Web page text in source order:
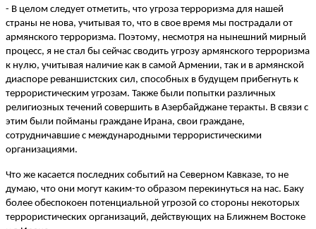
- В целом следует отметить, что угроза терроризма для нашей
страны не нова, учитывая то, что в свое время мы пострадали от
армянского терроризма. Поэтому, несмотря на нынешний мирный
процесс, я не стал бы сейчас сводить угрозу армянского терроризма
к нулю, учитывая наличие как в самой Армении, так и в армянской
диаспоре реваншистских сил, способных в будущем прибегнуть к
террористическим угрозам. Также были попытки различных
религиозных течений совершить в Азербайджане теракты. В связи с
этим были пойманы граждане Ирана, свои граждане,
сотрудничавшие с международными террористическими
организациями.
Что же касается последних событий на Северном Кавказе, то не
думаю, что они могут каким-то образом перекинуться на нас. Баку
более обеспокоен потенциальной угрозой со стороны некоторых
террористических организаций, действующих на Ближнем Востоке